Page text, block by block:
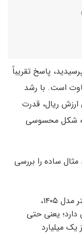
پاسخ تقریباً
است. با رشد
ریال، قدرت
به شکل محسوسی
ساده را بررسی
یک خودروی پژو ۲۰۷ TU5P صفر کیلومتر مدل ۱۴۰۵،
دارد؛ یعنی حتی
میلیارد